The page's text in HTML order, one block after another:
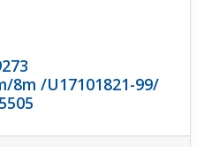
8m /U17101821-99/